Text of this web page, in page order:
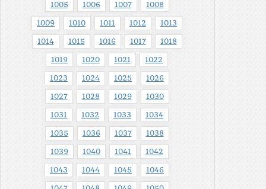
1005 1006 1007 1008
1009 1010 1011 1012 1013
1014 1015 1016 1017 1018
1019 1020 1021 1022
1023 1024 1025 1026
1027 1028 1029 1030
1031 1032 1033 1034
1035 1036 1037 1038
1039 1040 1041 1042
1043 1044 1045 1046